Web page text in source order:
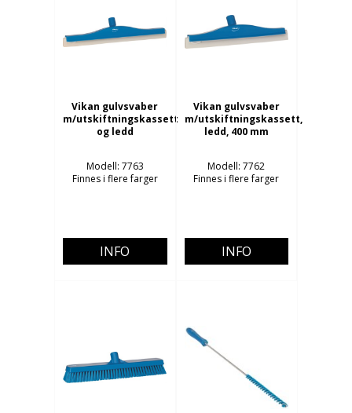
Vikan gulvsvaber
m/utskiftningskassett
og ledd
Modell: 7763
Finnes i flere farger
INFO
Vikan gulvsvaber
m/utskiftningskassett,
ledd, 400 mm
Modell: 7762
Finnes i flere farger
INFO